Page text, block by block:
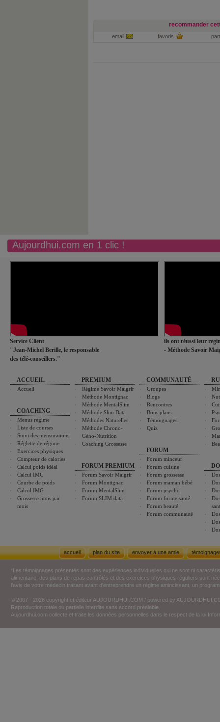
recommander
email favoris
Aujourdhui.com en 1 clic !
Service Client
"Jean-Michel Berille, le responsable
des télé-conseillers."
ils ont réussi leur
- Méthode Savoir
ACCUEIL
Accueil
COACHING
Menus régime
Liste de courses
Suivi des mensurations
Réglette de régime
Exercices physiques
Compteur de calories
Calcul poids idéal
Calcul IMC
Courbe de poids
Calcul IMG
Grossesse mois par
mois
PREMIUM
Régime Savoir Maigrir
Méthode Montignac
Méthode MentalSlim
Méthode Slim Data
Méthodes Naturelles
Méthode Chrono-
Géno-Nutrition
Coaching Grossesse
FORUM PREMIUM
Forum Savoir Maigrir
Forum Montignac
Forum MentalSlim
Forum SLIM data
COMMUNAUTÉ
Groupes
Blogs
Rencontres
Bons plans
Témoignages
Quiz
FORUM
Forum minceur
Forum cuisine
Forum grossesse
Forum maman bébé
Forum psycho
Forum forme santé
Forum beauté
Forum communauté
accueil plan du site envoyer à une amie
*Les témoignages présentés sont des expériences individuelles qui ne sont ni
alimentaire, des plans de repas contrôlés et des exercices physiques réguliers sont
l'avis de votre médecin traitant avant d'entreprendre un régime amincissant, un
© 2007 - 2026 copyright et éditeur AUJOURDHUI.COM / powered by
Reproduction totale ou partielle interdite sans accord préalable.
Aujourdhui.com collecte et traite les données personnelles dans le respect de la loi